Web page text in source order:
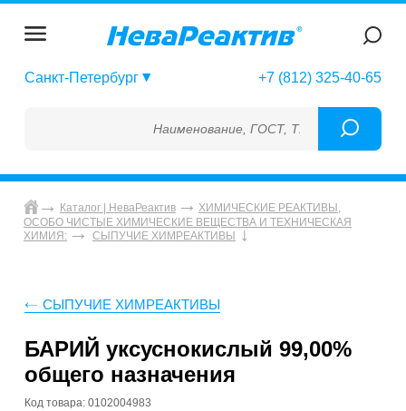
Санкт-Петербург +7 (812) 325-40-65
Наименование, ГОСТ, ТУ, ГСО, МСО, ОСО,
Каталог | НеваРеактив
ХИМИЧЕСКИЕ РЕАКТИВЫ,
ОСОБО ЧИСТЫЕ ХИМИЧЕСКИЕ ВЕЩЕСТВА И ТЕХНИЧЕСКАЯ
ХИМИЯ:
СЫПУЧИЕ ХИМРЕАКТИВЫ
СЫПУЧИЕ ХИМРЕАКТИВЫ
БАРИЙ уксуснокислый 99,00%
общего назначения
Код товара: 0102004983